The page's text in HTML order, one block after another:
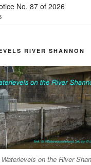
No. 87 of 2026
RIVER SHANNON
on the River